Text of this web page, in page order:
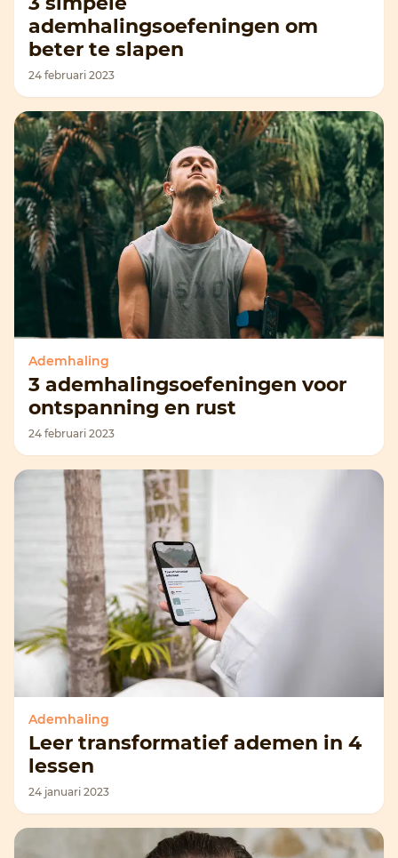
ademhalingsoefeningen om
beter te slapen
24 februari 2023
Ademhaling
3 ademhalingsoefeningen voor
ontspanning en rust
24 februari 2023
Ademhaling
Leer transformatief ademen in 4
lessen
24 januari 2023